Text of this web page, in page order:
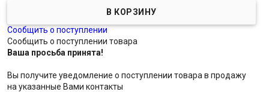
Сообщить о поступлении
Сообщить о поступлении товара
Ваша просьба принята!
Вы получите уведомление о поступлении товара в продажу
на указанные Вами контакты